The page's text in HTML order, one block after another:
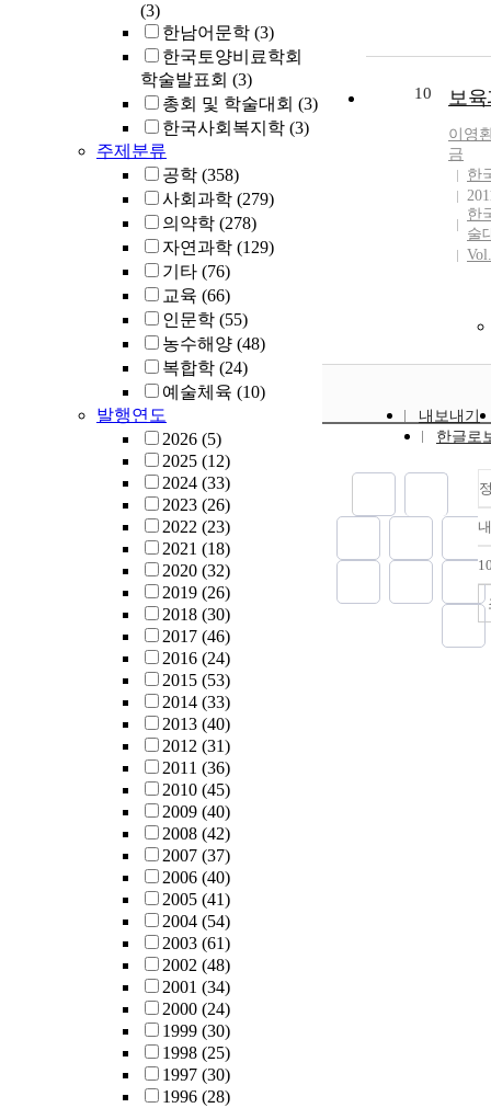
(3)
한남어문학 (3)
한국토양비료학회
학술발표회 (3)
총회 및 학술대회 (3)
한국사회복지학 (3)
주제분류
공학 (358)
사회과학 (279)
의약학 (278)
자연과학 (129)
기타 (76)
교육 (66)
인문학 (55)
농수해양 (48)
복합학 (24)
예술체육 (10)
발행연도
2026 (5)
2025 (12)
2024 (33)
2023 (26)
2022 (23)
2021 (18)
2020 (32)
2019 (26)
2018 (30)
2017 (46)
2016 (24)
2015 (53)
2014 (33)
2013 (40)
2012 (31)
2011 (36)
2010 (45)
2009 (40)
2008 (42)
2007 (37)
2006 (40)
2005 (41)
2004 (54)
2003 (61)
2002 (48)
2001 (34)
2000 (24)
1999 (30)
1998 (25)
1997 (30)
1996 (28)
10 보
이영
금
한
한
술
내보내기
한글로